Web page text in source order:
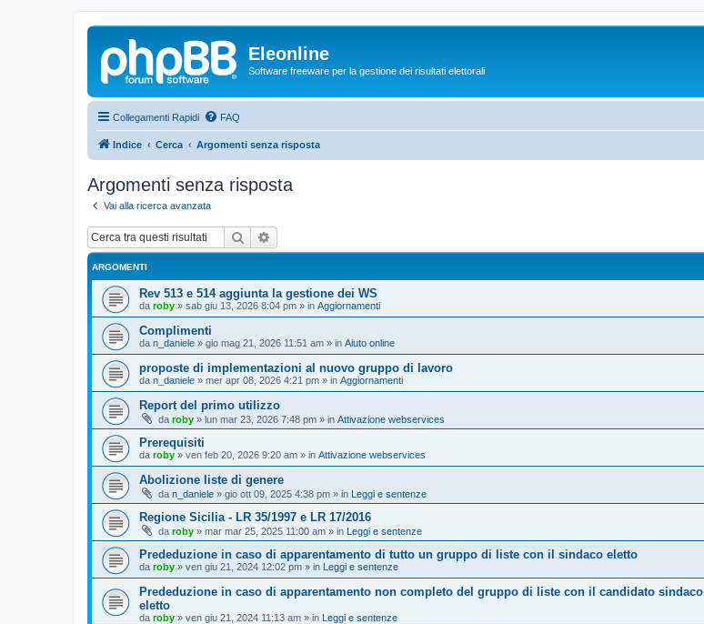
Eleonline
Software freeware per la gestione dei risultati elettorali
Collegamenti Rapidi FAQ
Indice Cerca Argomenti senza risposta
Argomenti senza risposta
Vai alla ricerca avanzata
Cerca
ARGOMENTI
Rev 513 e 514 aggiunta la gestione dei WS
da roby » sab giu 13, 2026 8:04 pm » in Aggiornamenti
Complimenti
da n_daniele » gio mag 21, 2026 11:51 am » in Aiuto online
proposte di implementazioni al nuovo gruppo di lavoro
da n_daniele » mer apr 08, 2026 4:21 pm » in Aggiornamenti
Report del primo utilizzo
da roby » lun mar 23, 2026 7:48 pm » in Attivazione webservices
Prerequisiti
da roby » ven feb 20, 2026 9:20 am » in Attivazione webservices
Abolizione liste di genere
da n_daniele » gio ott 09, 2025 4:38 pm » in Leggi e sentenze
Regione Sicilia - LR 35/1997 e LR 17/2016
da roby » mar mar 25, 2025 11:00 am » in Leggi e sentenze
Prededuzione in caso di apparentamento di tutto un gruppo di liste con il sindaco eletto
da roby » ven giu 21, 2024 12:02 pm » in Leggi e sentenze
Prededuzione in caso di apparentamento non completo del gruppo di liste con il candidato sindaco
eletto
da roby » ven giu 21, 2024 11:13 am » in Leggi e sentenze